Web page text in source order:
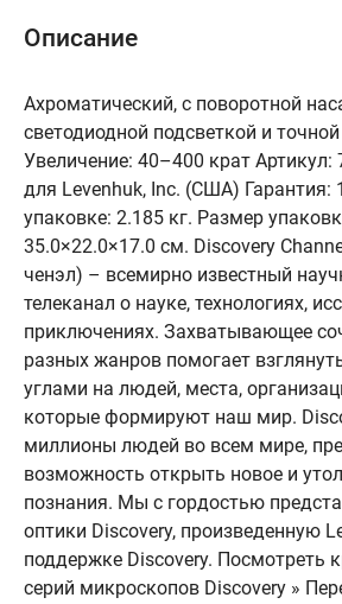
Описание
Ахроматический, с поворотной
светодиодной подсветкой и
Увеличение: 40–400 крат
для Levenhuk, Inc. (США) Гарантия:
упаковке: 2.185 кг. Размер
35.0×22.0×17.0 см. Discovery
ченэл) – всемирно известный
телеканал о науке, технологиях,
приключениях. Захватывающее
разных жанров помогает
углами на людей, места,
которые формируют наш мир.
миллионы людей во всем мире,
возможность открыть новое и
познания. Мы с гордостью
оптики Discovery, произведенную
поддержке Discovery. Посмотреть
серий микроскопов Discovery »